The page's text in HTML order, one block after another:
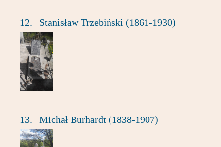
12. Stanisław Trzebiński (1861-1930)
13. Michał Burhardt (1838-1907)